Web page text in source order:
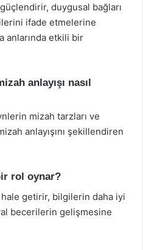
duygusal bağları
ifade etmelerine
anlarında etkili bir
anlayışı nasıl
mizah tarzları ve
anlayışını şekillendiren
rol oynar?
getirir, bilgilerin daha iyi
becerilerin gelişmesine